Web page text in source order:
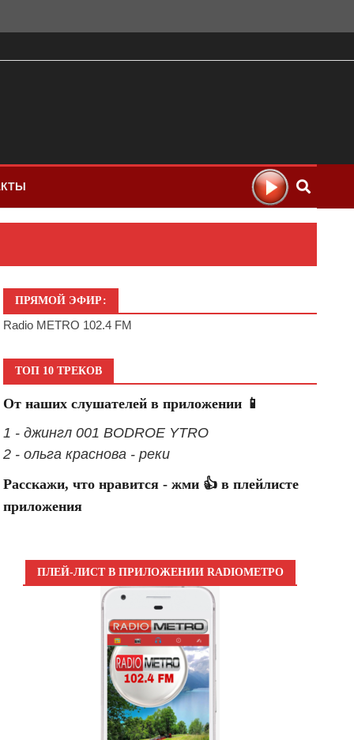
ПРЯМОЙ ЭФИР:
Radio METRO 102.4 FM
ТОП 10 ТРЕКОВ
От наших слушателей в приложении 📱
1 - джингл 001 BODROE YTRO
2 - ольга краснова - реки
Расскажи, что нравится - жми 👍 в плейлисте
приложения
ПЛЕЙ-ЛИСТ В ПРИЛОЖЕНИИ RADIOМЕТРО